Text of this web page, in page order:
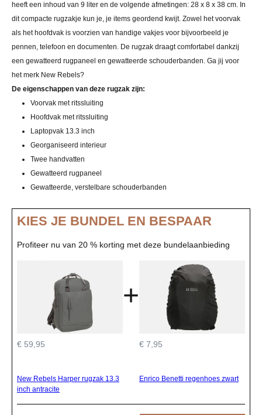
heeft een inhoud van 9 liter en de volgende afmetingen: 28 x 8 x 38 cm. In
dit compacte rugzakje kun je, je items geordend kwijt. Zowel het voorvak
als het hoofdvak is voorzien van handige vakjes voor bijvoorbeeld je
pennen, telefoon en documenten. De rugzak draagt comfortabel dankzij
een gewatteerd rugpaneel en gewatteerde schouderbanden. Ga jij voor
het merk New Rebels?
De eigenschappen van deze rugzak zijn:
Voorvak met ritssluiting
Hoofdvak met ritssluiting
Laptopvak 13.3 inch
Georganiseerd interieur
Twee handvatten
Gewatteerd rugpaneel
Gewatteerde, verstelbare schouderbanden
KIES JE BUNDEL EN BESPAAR
Profiteer nu van 20 % korting met deze bundelaanbieding
€ 59,95
New Rebels Harper rugzak 13.3
inch antracite
+
€ 7,95
Enrico Benetti regenhoes zwart